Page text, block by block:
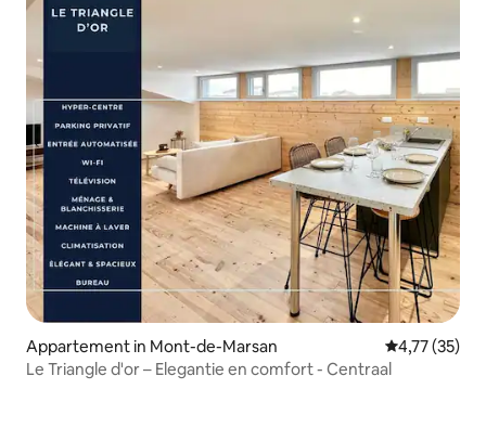
Appartement in Mont-de-Marsan Gemiddelde
4,77 (35)
Le Triangle d'or – Elegantie en comfort - Centraal